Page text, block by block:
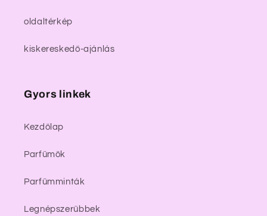
oldaltérkép
kiskereskedő-ajánlás
Gyors linkek
Kezdőlap
Parfümök
Parfümminták
Legnépszerűbbek